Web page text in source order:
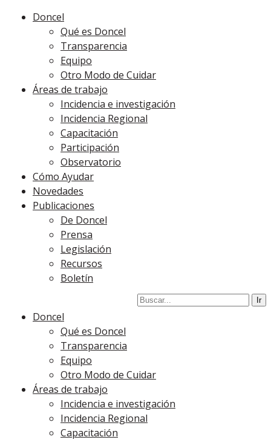
Doncel
Qué es Doncel
Transparencia
Equipo
Otro Modo de Cuidar
Áreas de trabajo
Incidencia e investigación
Incidencia Regional
Capacitación
Participación
Observatorio
Cómo Ayudar
Novedades
Publicaciones
De Doncel
Prensa
Legislación
Recursos
Boletín
Doncel
Qué es Doncel
Transparencia
Equipo
Otro Modo de Cuidar
Áreas de trabajo
Incidencia e investigación
Incidencia Regional
Capacitación